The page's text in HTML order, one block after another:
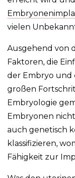
vielen
Ausgehend von
Faktoren, die
der Embryo und
großen
Embryologie
Embryonen
auch genetisch
klassifizieren,
Fähigkeit zur